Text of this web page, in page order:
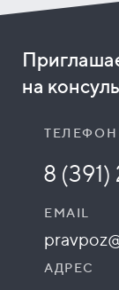
на
ТЕЛЕФОН
8
EMAIL
АДРЕС